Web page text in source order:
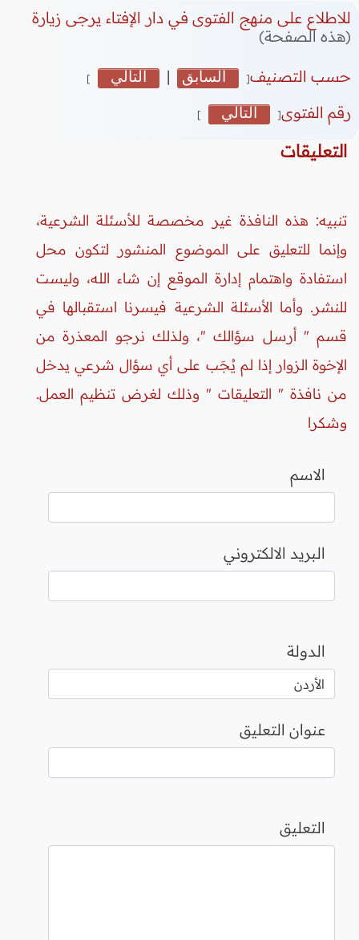
للاطلاع على منهج الفتوى في دار الإفتاء يرجى زيارة
(هذه الصفحة)
حسب التصنيف[ السابق | التالي ]
رقم الفتوى[ التالي ]
التعليقات
تنبيه: هذه النافذة غير مخصصة للأسئلة الشرعية،
وإنما للتعليق على الموضوع المنشور لتكون محل
استفادة واهتمام إدارة الموقع إن شاء الله، وليست
للنشر. وأما الأسئلة الشرعية فيسرنا استقبالها في
قسم " أرسل سؤالك "، ولذلك نرجو المعذرة من
الإخوة الزوار إذا لم يُجَب على أي سؤال شرعي يدخل
من نافذة " التعليقات " وذلك لغرض تنظيم العمل.
وشكرا
الاسم
البريد الالكتروني
الدولة
عنوان التعليق
التعليق